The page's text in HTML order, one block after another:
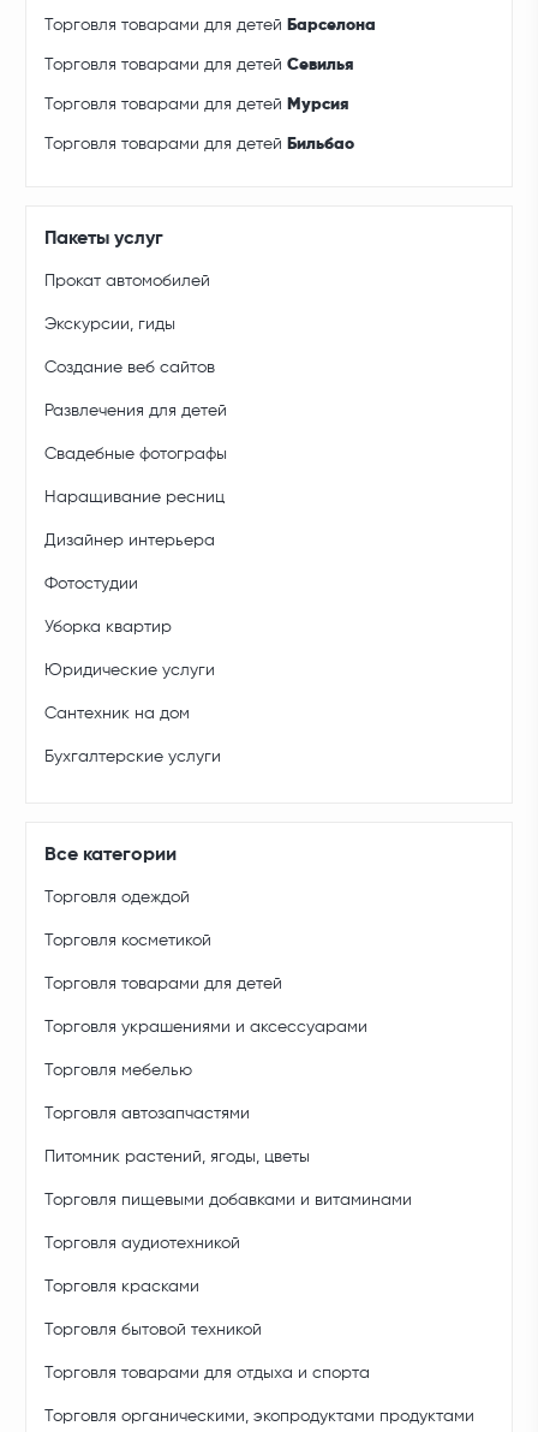
Торговля товарами для детей Барселона
Торговля товарами для детейСевилья
Торговля товарами для детей Мурсия
Торговля товарами для детей Бильбао
Пакеты услуг
Прокат автомобилей
Экскурсии, гиды
Создание веб сайтов
Развлечения для детей
Свадебные фотографы
Наращивание ресниц
Дизайнер интерьера
Фотостудии
Уборка квартир
Юридические услуги
Сантехник на дом
Бухгалтерские услуги
Все категории
Торговля одеждой
Торговля косметикой
Торговля товарами для детей
Торговля украшениями и аксессуарами
Торговля мебелью
Торговля автозапчастями
Питомник растений, ягоды, цветы
Торговля пищевыми добавками и витаминами
Торговля аудиотехникой
Торговля красками
Торговля бытовой техникой
Торговля товарами для отдыха и спорта
Торговля органическими, экопродуктами продуктами